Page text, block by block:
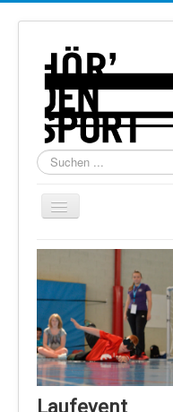
Suchen
...
Navigation
Home
Über uns
Torball
Schießen
Schi Alpin
Schi Nordisch
Laufevent